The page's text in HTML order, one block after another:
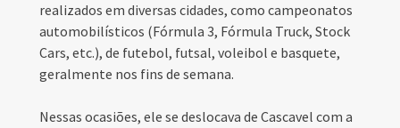
realizados em diversas cidades, como campeonatos
automobilísticos (Fórmula 3, Fórmula Truck, Stock
Cars, etc.), de futebol, futsal, voleibol e basquete,
geralmente nos fins de semana.
Nessas ocasiões, ele se deslocava de Cascavel com a